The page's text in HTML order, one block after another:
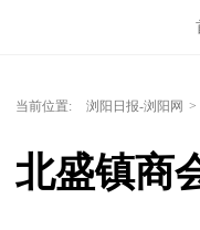
当前位置: 浏阳日报-浏阳网 >
北盛镇商